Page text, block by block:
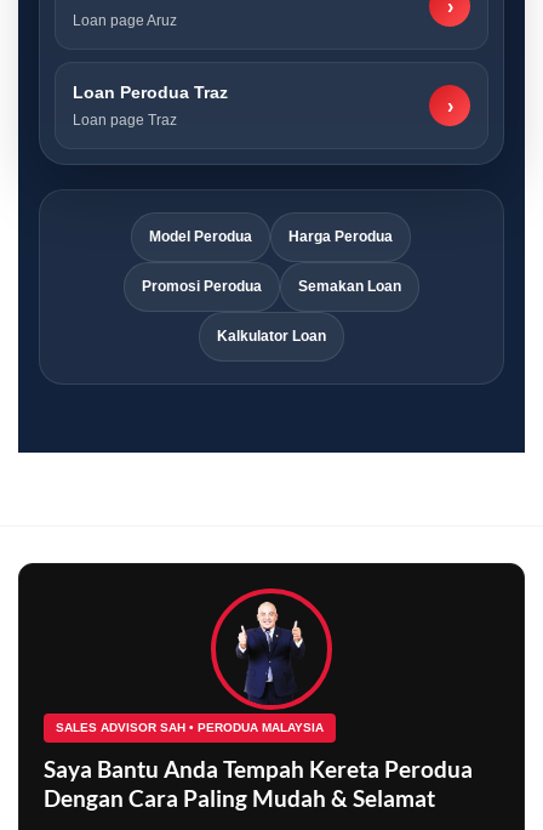
Loan page Aruz
›
Loan Perodua Traz
Loan page Traz
›
Model Perodua Harga Perodua
Promosi Perodua Semakan Loan
Kalkulator Loan
SALES ADVISOR SAH • PERODUA MALAYSIA
Saya Bantu Anda Tempah Kereta Perodua
Dengan Cara Paling Mudah & Selamat